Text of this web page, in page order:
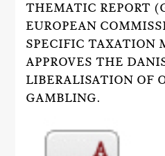
THEMATIC REPORT
EUROPEAN
SPECIFIC TAXATION
APPROVES THE
LIBERALISATION OF
GAMBLING.